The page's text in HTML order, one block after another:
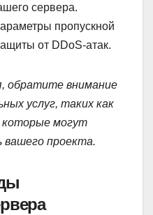
сервера.
пропускной
от DDoS-атак.
обратите внимание
услуг, таких как
могут
вашего проекта.